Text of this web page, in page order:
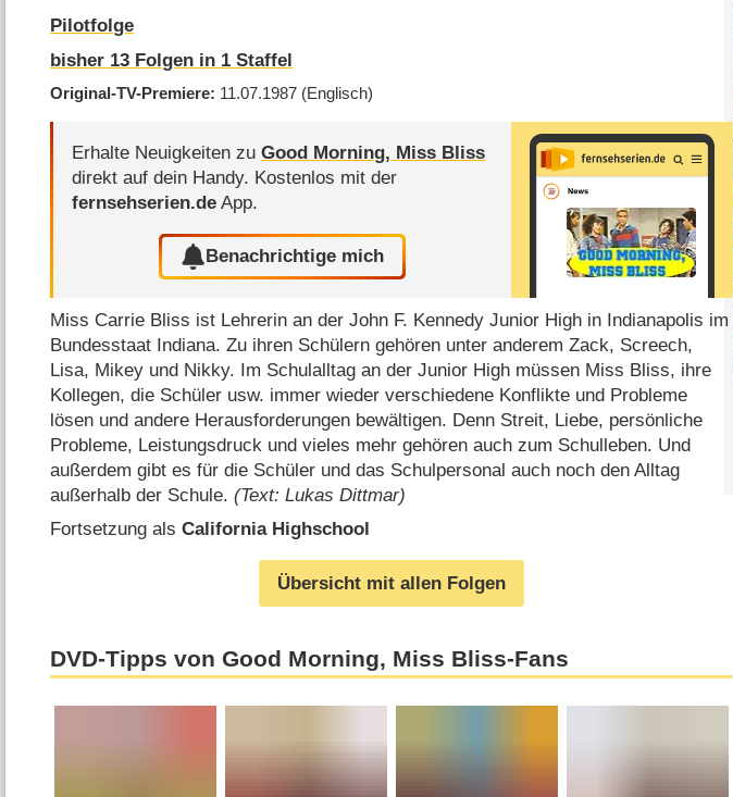
Pilotfolge
bisher 13 Folgen in 1 Staffel
Original-TV-Premiere 11.07.1987 (Englisch)
Erhalte Neuigkeiten zuGood Morning, Miss Bliss
direkt auf dein Handy. Kostenlos mit der
fernsehserien.de App.
Benachrichtige mich
Miss Carrie Bliss ist Lehrerin an der John F. Kennedy Junior High in Indianapolis im
Bundesstaat Indiana. Zu ihren Schülern gehören unter anderem Zack, Screech,
Lisa, Mikey und Nikky. Im Schulalltag an der Junior High müssen Miss Bliss, ihre
Kollegen, die Schüler usw. immer wieder verschiedene Konflikte und Probleme
lösen und andere Herausforderungen bewältigen. Denn Streit, Liebe, persönliche
Probleme, Leistungsdruck und vieles mehr gehören auch zum Schulleben. Und
außerdem gibt es für die Schüler und das Schulpersonal auch noch den Alltag
außerhalb der Schule.(Text: Lukas Dittmar)
Fortsetzung alsCalifornia Highschool
Übersicht mit allen Folgen
DVD-Tipps von Good Morning, Miss Bliss-Fans